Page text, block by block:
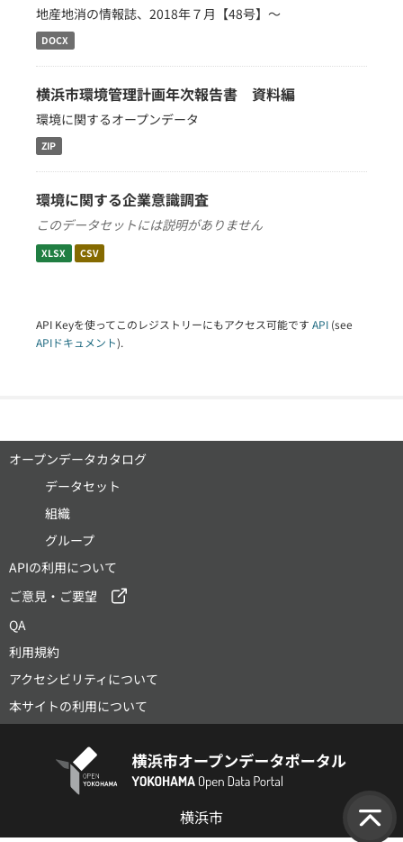
地産地消の情報誌、2018年７月【48号】～
DOCX
横浜市環境管理計画年次報告書 資料編
環境に関するオープンデータ
ZIP
環境に関する企業意識調査
このデータセットには説明がありません
XLSX CSV
API Keyを使ってこのレジストリーにもアクセス可能です API (see
APIドキュメント).
オープンデータカタログ
データセット
組織
グループ
APIの利用について
ご意見・ご要望
QA
利用規約
アクセシビリティについて
本サイトの利用について
横浜市